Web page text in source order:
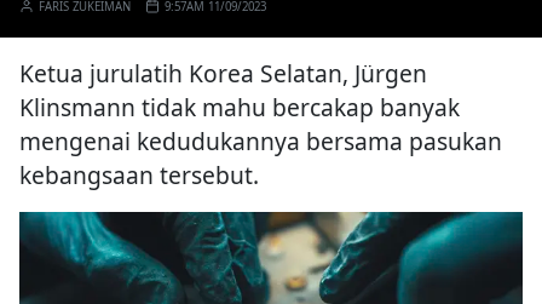
FARIS ZUKEIMAN 9:57AM 11/09/2023
Ketua jurulatih Korea Selatan, Jürgen
Klinsmann tidak mahu bercakap banyak
mengenai kedudukannya bersama pasukan
kebangsaan tersebut.